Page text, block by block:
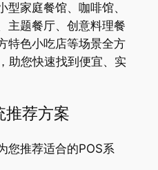
家庭餐馆、咖啡馆、
主题餐厅、创意料理餐
特色小吃店等场景全方
助您快速找到便宜、实
推荐方案
您推荐适合的POS系